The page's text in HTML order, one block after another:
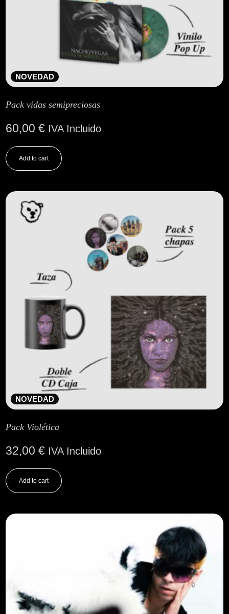
NOVEDAD
Pack vidas semipreciosas
60,00€ IVA Incluido
Add to cart
NOVEDAD
Pack Violética
32,00€ IVA Incluido
Add to cart